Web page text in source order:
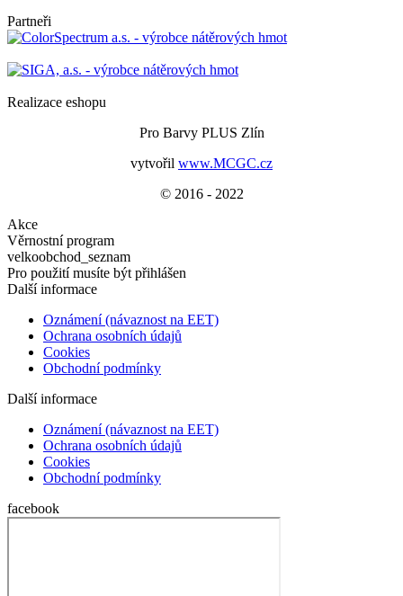
Partneři
Realizace eshopu
Pro Barvy PLUS Zlín
vytvořil www.MCGC.cz
© 2016 - 2022
Akce
Věrnostní program
velkoobchod_seznam
Pro použití musíte být přihlášen
Další informace
Oznámení (návaznost na EET)
Ochrana osobních údajů
Cookies
Obchodní podmínky
Další informace
Oznámení (návaznost na EET)
Ochrana osobních údajů
Cookies
Obchodní podmínky
facebook